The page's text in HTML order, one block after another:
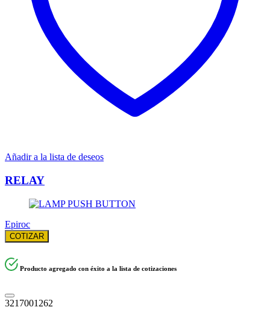
Añadir a la lista de deseos
RELAY
Epiroc
COTIZAR
Producto agregado con éxito a la lista de cotizaciones
3217001262